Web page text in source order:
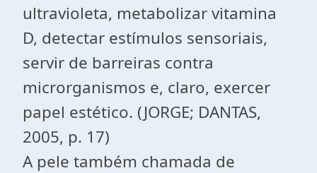
ultravioleta, metabolizar vitamina
D, detectar estímulos sensoriais,
servir de barreiras contra
microrganismos e, claro, exercer
papel estético. (JORGE; DANTAS,
2005, p. 17)
A pele também chamada de